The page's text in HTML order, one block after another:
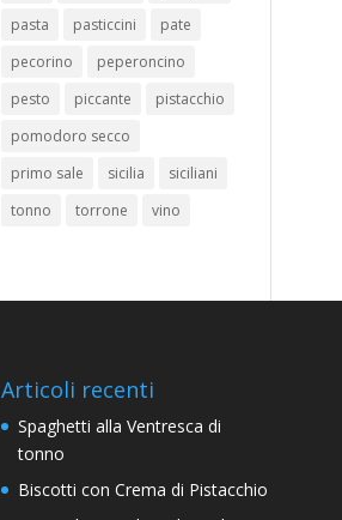
pasta
pasticcini
pate
pecorino
peperoncino
pesto
piccante
pistacchio
pomodoro secco
primo sale
sicilia
siciliani
tonno
torrone vino
Articoli recenti
Spaghetti alla Ventresca di
tonno
Biscotti con Crema di Pistacchio